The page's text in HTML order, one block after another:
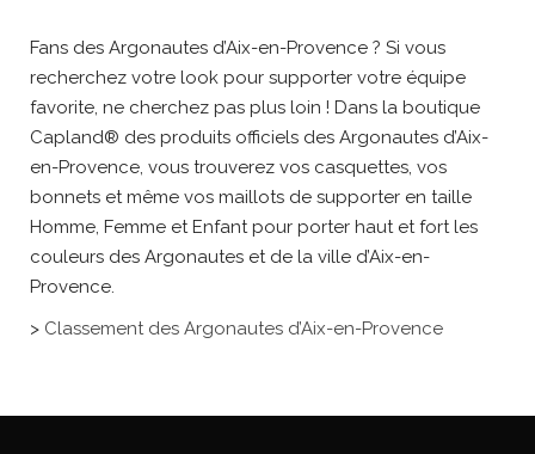
Fans des Argonautes d’Aix-en-Provence ? Si vous
recherchez votre look pour supporter votre équipe
favorite, ne cherchez pas plus loin ! Dans la boutique
Capland® des produits officiels des Argonautes d’Aix-
en-Provence, vous trouverez vos casquettes, vos
bonnets et même vos maillots de supporter en taille
Homme, Femme et Enfant pour porter haut et fort les
couleurs des Argonautes et de la ville d’Aix-en-
Provence.
> Classement des Argonautes d’Aix-en-Provence